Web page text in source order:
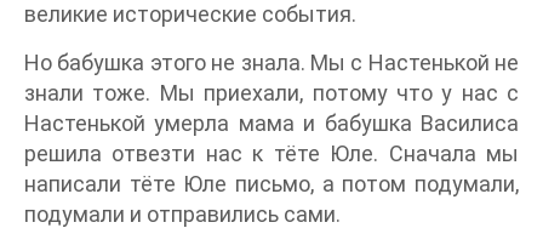
великие исторические события.
Но бабушка этого не знала. Мы с Настенькой не
знали тоже. Мы приехали, потому что у нас с
Настенькой умерла мама и бабушка Василиса
решила отвезти нас к тёте Юле. Сначала мы
написали тёте Юле письмо, а потом подумали,
подумали и отправились сами.